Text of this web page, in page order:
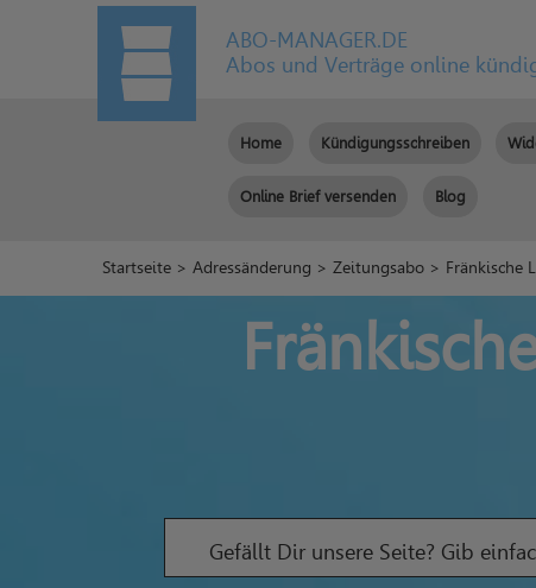
ABO-MANAGER.DE
Abos und Verträge online
Home Kündigungsschreiben
Online Brief versenden Blog
Startseite >Adressänderung >Zeitungsabo > Fränkische
Gefällt Dir unsere Seite? Gib